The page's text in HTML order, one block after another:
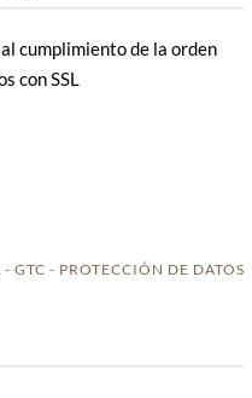
cumplimiento de la orden
con SSL
GTC PROTECCIÓN DE DATOS